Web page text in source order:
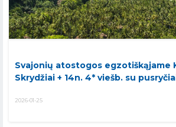
Svajonių atostogos egzotiškąjame
Skrydžiai + 14n. 4* viešb. su
2026-01-25